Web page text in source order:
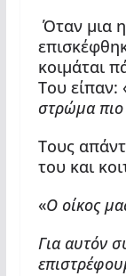
Όταν μια
κοιμάται
Του είπαν:
στρώμα πιο
Τους
του και
«Ο οίκος
Για αυτόν